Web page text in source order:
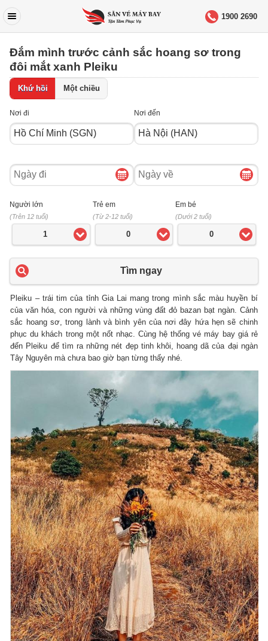
1900 2690
Đắm mình trước cảnh sắc hoang sơ trong
đôi mắt xanh Pleiku
Khứ hồi Một chiều
Nơi đi Nơi đến
Ngày
đi
Ngày
về
Người lớn
(Trên 12 tuổi)
1
Trẻ em
(Từ 2-12 tuổi)
0
Em bé
(Dưới 2 tuổi)
0
Tìm ngay
Pleiku – trái tim của tỉnh Gia Lai mang trong mình sắc màu huyền bí
của văn hóa, con người và những vùng đất đỏ bazan bạt ngàn. Cảnh
sắc hoang sơ, trong lành và bình yên của nơi đây hứa hẹn sẽ chinh
phục du khách trong một nốt nhạc. Cùng hệ thống vé máy bay giá rẻ
đến Pleiku để tìm ra những nét đẹp tinh khôi, hoang dã của đại ngàn
Tây Nguyên mà chưa bao giờ bạn từng thấy nhé.